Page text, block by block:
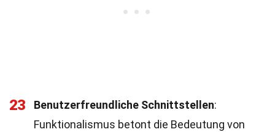
23 Benutzerfreundliche Schnittstellen:
Funktionalismus betont die Bedeutung von